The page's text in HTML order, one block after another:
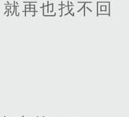
再也找不回